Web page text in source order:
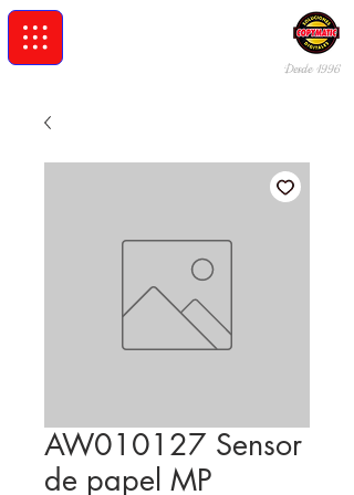
Desde 1996
AW010127 Sensor
de papel MP